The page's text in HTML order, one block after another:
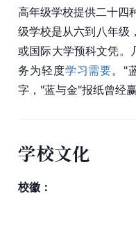
高年级学校提供二十四
级学校是从六到八年级
或国际大学预科文凭。
务为轻度学习需要。"
字，"蓝与金"报纸曾经
学校文化
校徽：